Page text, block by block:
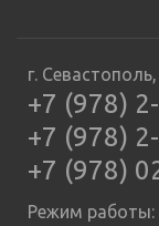
г.
+7 (978)
+7 (978)
+7 (978)
Режим работы: